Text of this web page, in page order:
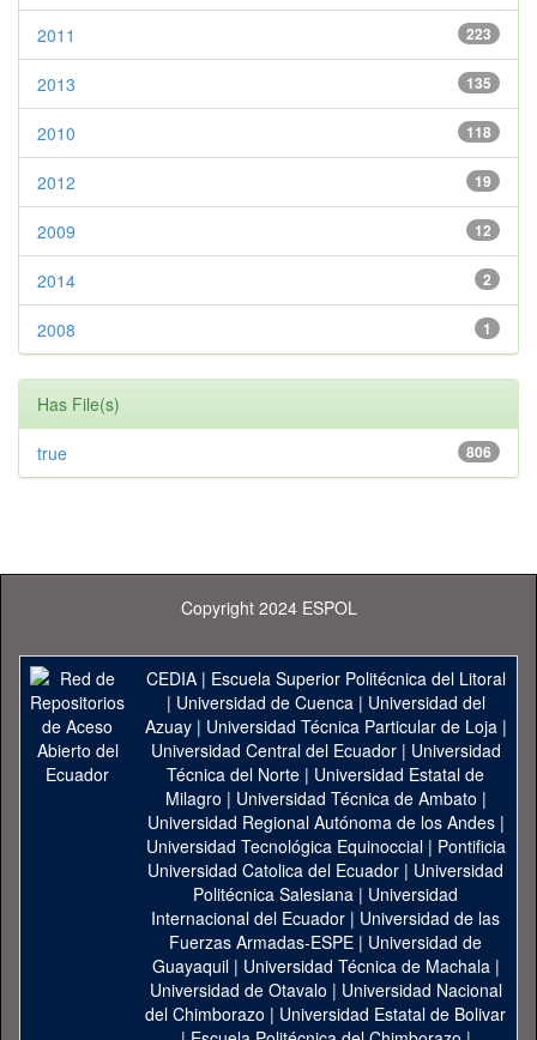
223
2011
135
2013
118
2010
19
2012
12
2009
2
2014
1
2008
Has File(s)
806
true
Copyright 2024 ESPOL
CEDIA| Escuela Superior Politécnica del Litoral
| Universidad de Cuenca| Universidad del
Azuay| Universidad Técnica Particular de Loja|
Universidad Central del Ecuador| Universidad
Técnica del Norte | Universidad Estatal de
Milagro | Universidad Técnica de Ambato |
Universidad Regional Autónoma de los Andes|
Universidad Tecnológica Equinoccial| Pontificia
Universidad Catolica del Ecuador | Universidad
Politécnica Salesiana | Universidad
Internacional del Ecuador | Universidad de las
Fuerzas Armadas-ESPE | Universidad de
Guayaquil| Universidad Técnica de Machala|
Universidad de Otavalo | Universidad Nacional
del Chimborazo | Universidad Estatal de Bolivar